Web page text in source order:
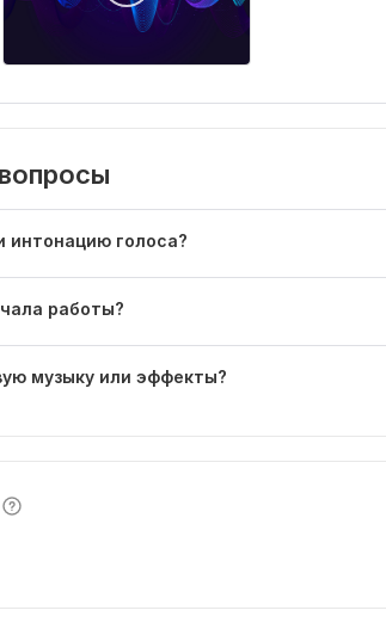
интонацию голоса?
работы?
музыку или эффекты?